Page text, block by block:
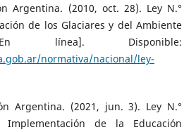
Argentina. (2010, oct. 28). Ley N.°
de los Glaciares y del Ambiente
línea]. Disponible:
normativa/nacional/ley-
Argentina. (2021, jun. 3). Ley N.°
de la Educación